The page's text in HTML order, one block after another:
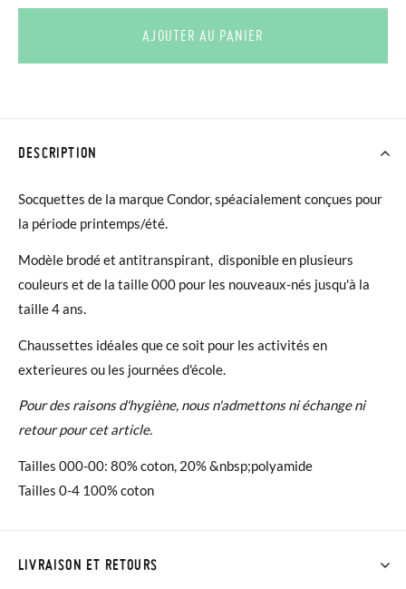
AJOUTER AU PANIER
DESCRIPTION
Socquettes de la marque Condor, spéacialement conçues pour
la période printemps/été.
Modèle brodé et antitranspirant, disponible en plusieurs
couleurs et de la taille 000 pour les nouveaux-nés jusqu'à la
taille 4 ans.
Chaussettes idéales que ce soit pour les activités en
exterieures ou les journées d'école.
Pour des raisons d'hygiène, nous n'admettons ni échange ni
retour pour cet article.
Tailles 000-00: 80% coton, 20% &nbsp;polyamide
Tailles 0-4 100% coton
LIVRAISON ET RETOURS